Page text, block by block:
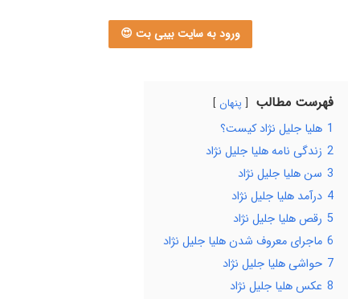
ورود به سایت بیبی بت 😍
فهرست مطالب پنهان
1 هلیا جلیل نژاد کیست؟
2 زندگی نامه هلیا جلیل نژاد
3 سن هلیا جلیل نژاد
4 درآمد هلیا جلیل نژاد
5 رقص هلیا جلیل نژاد
6 ماجرای معروف شدن هلیا جلیل نژاد
7 حواشی هلیا جلیل نژاد
8 عکس هلیا جلیل نژاد